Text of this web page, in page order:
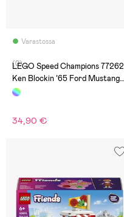
Varastossa
(0)
LEGO Speed Champions 77262
Ken Blockin ’65 Ford Mustang
Hoonicorn V1
34,90 €